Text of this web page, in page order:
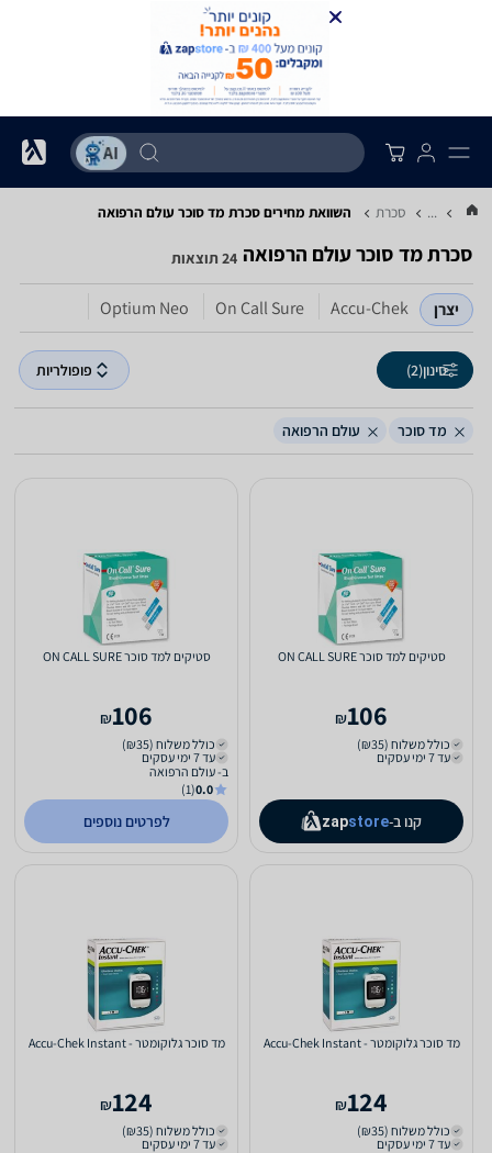
... סכרת השוואת מחירים סכרת ‏מד סוכר ‏עולם הרפואה
סכרת ‏מד סוכר ‏עולם הרפואה 24 תוצאות
יצרן Accu-Chek
On Call Sure
Optium Neo
סינון(2) פופולריות
מד סוכר עולם הרפואה
סטיקים למד סוכר ON CALL SURE
106
₪
כולל משלוח (₪35)
עד 7 ימי עסקים
קנו ב- zapstore
סטיקים למד סוכר ON CALL SURE
106
₪
כולל משלוח (₪35)
עד 7 ימי עסקים
ב- עולם הרפואה
0.0
(1)
לפרטים נוספים
מד סוכר גלוקומטר - Accu-Chek Instant
124
₪
כולל משלוח (₪35)
עד 7 ימי עסקים
מד סוכר גלוקומטר - Accu-Chek Instant
124
₪
כולל משלוח (₪35)
עד 7 ימי עסקים